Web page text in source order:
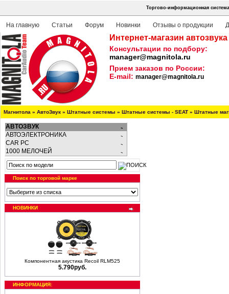
Торгово-информационная
На главную Статьи Форум Новинки Отзывы о продукции
Интернет-магазин
Консультации по подбору:
manager@magnitola.ru
Прием заказов по России:
E-mail: manager@magnitola.ru
Магнитола » АвтоЗвук » Штатные системы » Штатные системы - SEAT » Штатные
АВТОЗВУК
АВТОЭЛЕКТРОНИКА
CAR PC
1000 МЕЛОЧЕЙ
Поиск по торговой марке
НОВИНКИ
Компонентная акустика Recoil RLM525
5.790руб.
ИНФОРМАЦИЯ: